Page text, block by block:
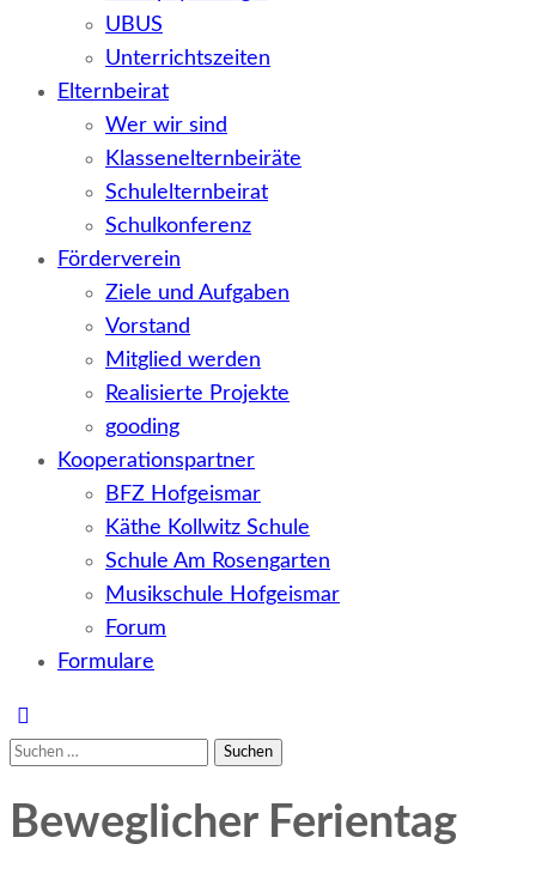
UBUS
Unterrichtszeiten
Elternbeirat
Wer wir sind
Klassenelternbeiräte
Schulelternbeirat
Schulkonferenz
Förderverein
Ziele und Aufgaben
Vorstand
Mitglied werden
Realisierte Projekte
gooding
Kooperationspartner
BFZ Hofgeismar
Käthe Kollwitz Schule
Schule Am Rosengarten
Musikschule Hofgeismar
Forum
Formulare
Suchen
Beweglicher Ferientag